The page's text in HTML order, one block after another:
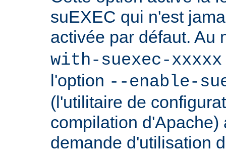
suEXEC qui n'est
activée par défaut. Au
with-suexec-xxxxx
l'option --enable-
(l'utilitaire de
compilation d'Apache)
demande d'utilisation